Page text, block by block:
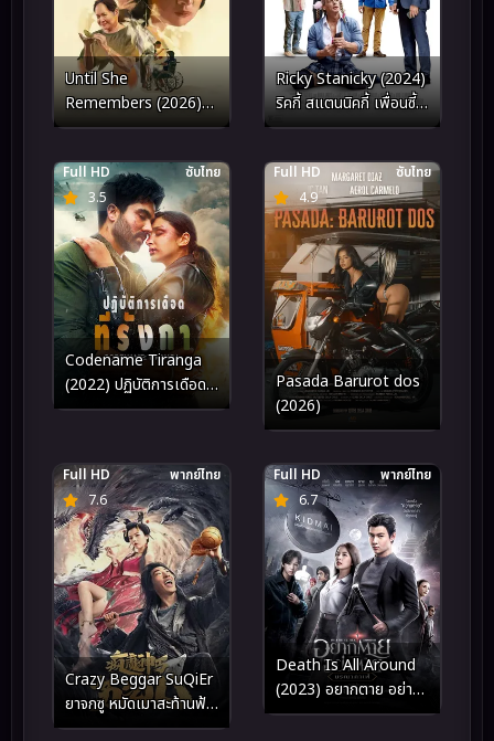
Until She
Remembers (2026)
จนกว่าเธอจะจําได้
Ricky Stanicky (2024)
ริคกี้ สแตนนิคกี้ เพื่อนซี้
กำมะลอ
3.5
Full HD ซับไทย
Codename Tiranga
(2022) ปฏิบัติการเดือดที
รังกา
4.9
Full HD ซับไทย
Pasada Barurot dos
(2026)
7.6
Full HD พากย์ไทย
Crazy Beggar SuQiEr
ยาจกซู หมัดเมาสะท้านฟ้า
(2020)
6.7
Full HD พากย์ไทย
Death Is All Around
(2023) อยากตาย อย่า
ตาย มรณาคาเฟ่